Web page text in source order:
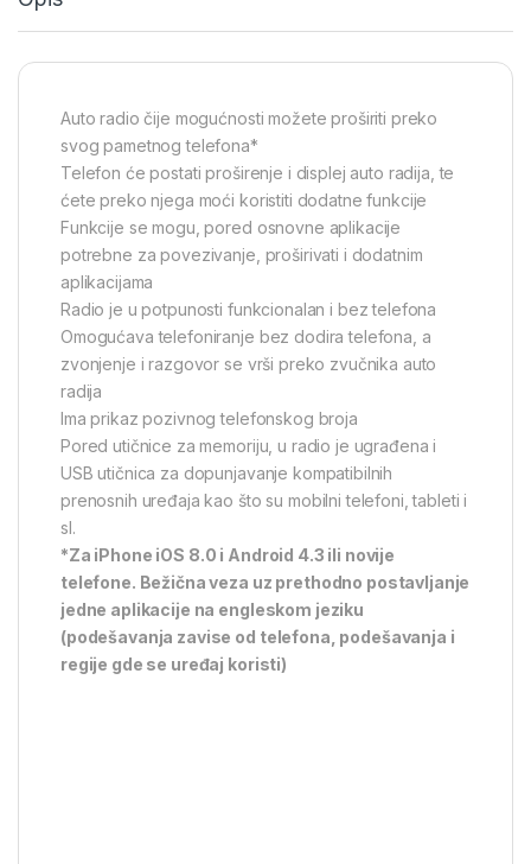
Auto radio čije mogućnosti možete proširiti preko
svog pametnog telefona*
Telefon će postati proširenje i displej auto radija, te
ćete preko njega moći koristiti dodatne funkcije
Funkcije se mogu, pored osnovne aplikacije
potrebne za povezivanje, proširivati i dodatnim
aplikacijama
Radio je u potpunosti funkcionalan i bez telefona
Omogućava telefoniranje bez dodira telefona, a
zvonjenje i razgovor se vrši preko zvučnika auto
radija
Ima prikaz pozivnog telefonskog broja
Pored utičnice za memoriju, u radio je ugrađena i
USB utičnica za dopunjavanje kompatibilnih
prenosnih uređaja kao što su mobilni telefoni, tableti i
sl.
*Za iPhone iOS 8.0 i Android 4.3 ili novije
telefone. Bežična veza uz prethodno postavljanje
jedne aplikacije na engleskom jeziku
(podešavanja zavise od telefona, podešavanja i
regije gde se uređaj koristi)